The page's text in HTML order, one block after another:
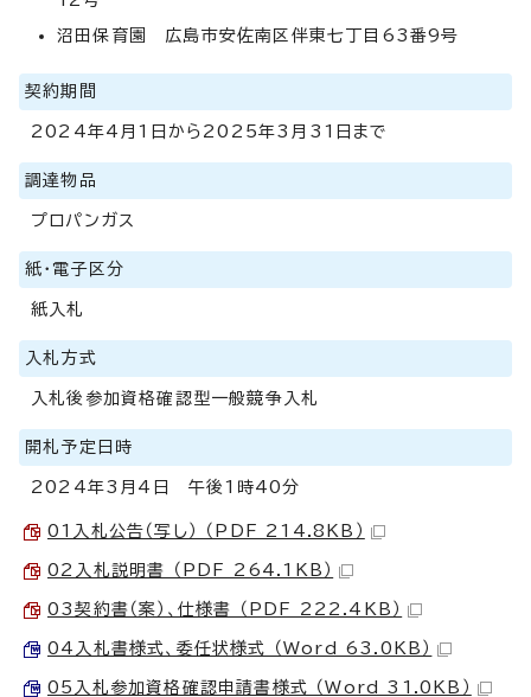
沼田保育園 広島市安佐南区伴東七丁目63番9号
契約期間
2024年4月1日から2025年3月31日まで
調達物品
プロパンガス
紙・電子区分
紙入札
入札方式
入札後参加資格確認型一般競争入札
開札予定日時
2024年3月4日 午後1時40分
01入札公告（写し） （PDF 214.8KB）
02入札説明書 （PDF 264.1KB）
03契約書（案）、仕様書 （PDF 222.4KB）
04入札書様式、委任状様式 （Word 63.0KB）
05入札参加資格確認申請書様式 （Word 31.0KB）